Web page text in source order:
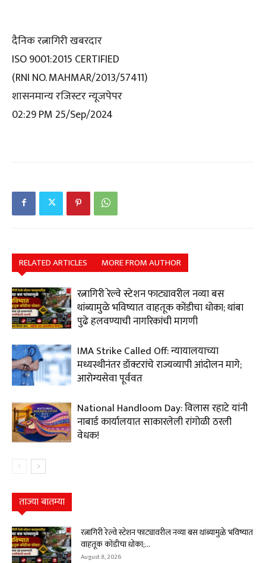
दैनिक रत्नागिरी खबरदार
ISO 9001:2015 CERTIFIED
(RNI NO. MAHMAR/2013/57411)
शासनमान्य रजिस्टर न्यूजपेपर
02:29 PM 25/Sep/2024
RELATED ARTICLES MORE FROM AUTHOR
रत्नागिरी रेल्वे स्टेशन फाट्यावरील नव्या बस
थांब्यामुळे भविष्यात वाहतूक कोंडीचा धोका; थांबा
पुढे हलवण्याची नागरिकांची मागणी
IMA Strike Called Off: न्यायालयाच्या
मध्यस्थीनंतर डॉक्टरांचे राज्यव्यापी आंदोलन मागे;
आरोग्यसेवा पूर्ववत
National Handloom Day: विलास रहाटे यांनी
नाबार्ड कार्यालयात साकारलेली रांगोळी ठरली
वेधक!
ताज्या बातम्या
रत्नागिरी रेल्वे स्टेशन फाट्यावरील नव्या बस थांब्यामुळे भविष्यात
वाहतूक कोंडीचा धोका;...
August 8, 2026